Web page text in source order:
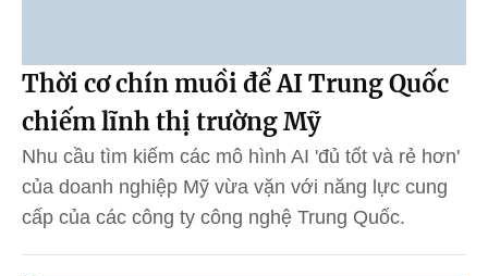
Thời cơ chín muồi để AI Trung Quốc
chiếm lĩnh thị trường Mỹ
Nhu cầu tìm kiếm các mô hình AI 'đủ tốt và rẻ hơn'
của doanh nghiệp Mỹ vừa vặn với năng lực cung
cấp của các công ty công nghệ Trung Quốc.